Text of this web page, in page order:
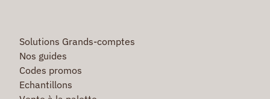
Solutions Grands-comptes
Nos guides
Codes promos
Echantillons